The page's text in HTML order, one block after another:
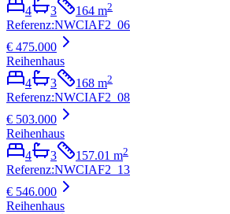
4
3 164 m2
Referenz:NWCIAF2_06
€ 475.000
Reihenhaus
4
3 168 m2
Referenz:NWCIAF2_08
€ 503.000
Reihenhaus
4
3 157.01 m2
Referenz:NWCIAF2_13
€ 546.000
Reihenhaus